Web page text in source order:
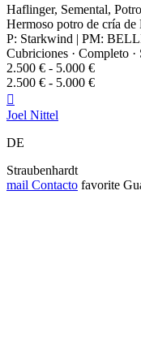
Haflinger, Semental,
Hermoso potro de cría
P: Starkwind | PM:
Cubriciones · Completo ·
2.500 € - 5.000 €
2.500 € - 5.000 €

Joel Nittel
DE
Straubenhardt
mail Contacto favorite